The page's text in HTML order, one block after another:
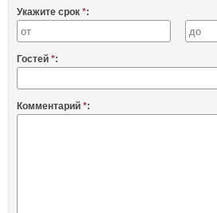
Укажите срок *:
Гостей *:
Комментарий *: